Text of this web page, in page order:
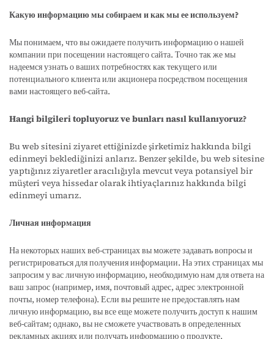
Какую информацию мы собираем и как мы ее используем?
Мы понимаем, что вы ожидаете получить информацию о нашей
компании при посещении настоящего сайта. Точно так же мы
надеемся узнать о ваших потребностях как текущего или
потенциального клиента или акционера посредством посещения
вами настоящего веб-сайта.
Hangi bilgileri topluyoruz ve bunları nasıl kullanıyoruz?
Bu web sitesini ziyaret ettiğinizde şirketimiz hakkında bilgi
edinmeyi beklediğinizi anlarız. Benzer şekilde, bu web sitesine
yaptığınız ziyaretler aracılığıyla mevcut veya potansiyel bir
müşteri veya hissedar olarak ihtiyaçlarınız hakkında bilgi
edinmeyi umarız.
Личная информация
На некоторых наших веб-страницах вы можете задавать вопросы и
регистрироваться для получения информации. На этих страницах мы
запросим у вас личную информацию, необходимую нам для ответа на
ваш запрос (например, имя, почтовый адрес, адрес электронной
почты, номер телефона). Если вы решите не предоставлять нам
личную информацию, вы все еще можете получить доступ к нашим
веб-сайтам; однако, вы не сможете участвовать в определенных
рекламных акциях или получать информацию о продукте,